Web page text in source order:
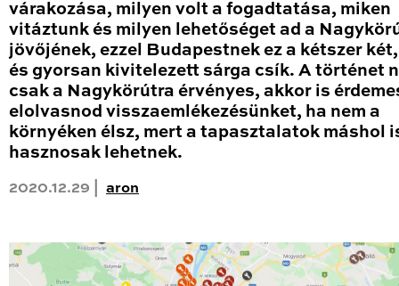
várakozása, milyen volt a fogadtatása, miken
vitáztunk és milyen lehetőséget ad a
jövőjének, ezzel Budapestnek ez a kétszer
és gyorsan kivitelezett sárga csík. A történet
csak a Nagykörútra érvényes, akkor is
elolvasnod visszaemlékezésünket, ha nem a
környéken élsz, mert a tapasztalatok máshol
hasznosak lehetnek.
2020.12.29 | aron